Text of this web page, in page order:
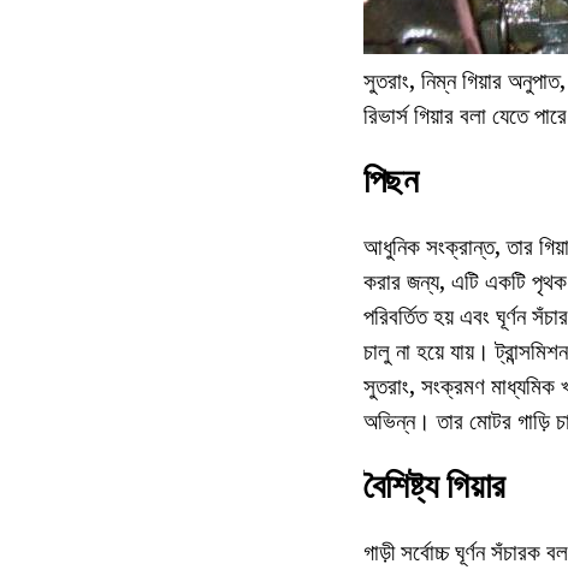
সুতরাং, নিম্ন গিয়ার
রিভার্স গিয়ার বলা যেতে
পিছন
আধুনিক সংক্রান্ত, তার
করার জন্য, এটি একটি
পরিবর্তিত হয় এবং ঘূর্ণন
চালু না হয়ে যায়।
সুতরাং, সংক্রমণ মাধ্যমিক
অভিন্ন। তার মোটর গাড়ি
বৈশিষ্ট্য গিয়ার
গাড়ী সর্বোচ্চ ঘূর্ণন সঁচারক